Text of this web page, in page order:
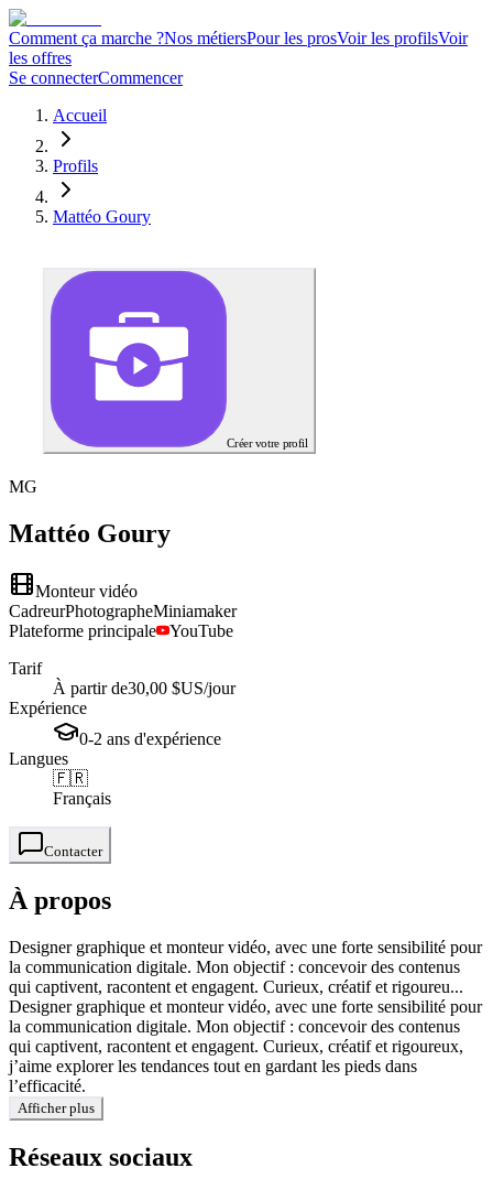
Comment ça marche ?Nos métiersPour les prosVoir les profilsVoir
les offres
Se connecterCommencer
Accueil
Profils
Mattéo Goury
Créer votre profil
MG
Mattéo Goury
Monteur vidéo
CadreurPhotographeMiniamaker
Plateforme principale
YouTube
Tarif
À partir de30,00 $US/jour
Expérience
0-2 ans d'expérience
Langues
🇫🇷
Français
Contacter
À propos
Designer graphique et monteur vidéo, avec une forte sensibilité pour
la communication digitale. Mon objectif : concevoir des contenus
qui captivent, racontent et engagent. Curieux, créatif et rigoureu...
Designer graphique et monteur vidéo, avec une forte sensibilité pour
la communication digitale. Mon objectif : concevoir des contenus
qui captivent, racontent et engagent. Curieux, créatif et rigoureux,
j’aime explorer les tendances tout en gardant les pieds dans
l’efficacité.
Afficher plus
Réseaux sociaux